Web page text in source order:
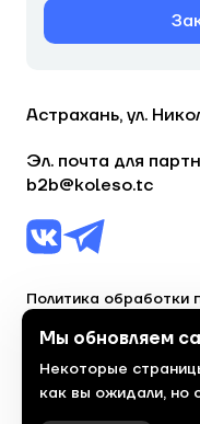
Астрахань, ул.
Эл. почта для
b2b@koleso.tc
Политика обработки
© 2023, торгово-
Политика
Мы обновляем
Некоторые
как вы ожидали, но